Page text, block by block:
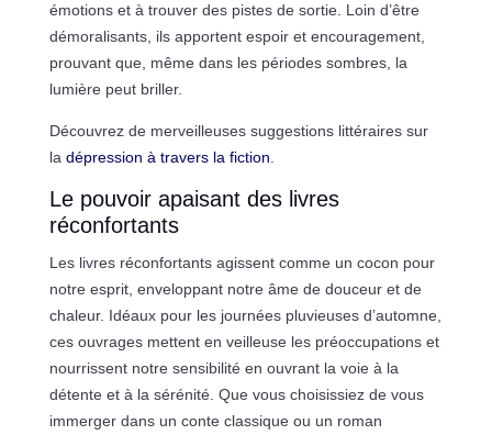
émotions et à trouver des pistes de sortie. Loin d’être
démoralisants, ils apportent espoir et encouragement,
prouvant que, même dans les périodes sombres, la
lumière peut briller.
Découvrez de merveilleuses suggestions littéraires sur
la dépression à travers la fiction.
Le pouvoir apaisant des livres
réconfortants
Les livres réconfortants agissent comme un cocon pour
notre esprit, enveloppant notre âme de douceur et de
chaleur. Idéaux pour les journées pluvieuses d’automne,
ces ouvrages mettent en veilleuse les préoccupations et
nourrissent notre sensibilité en ouvrant la voie à la
détente et à la sérénité. Que vous choisissiez de vous
immerger dans un conte classique ou un roman